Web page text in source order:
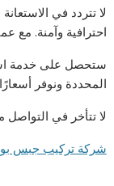
لا تتردد في
احترافية وآمنة. مع
ستحصل على خدمة
المحددة ونوفر
لا تتأخر في التواصل
شركة تركيب جبس